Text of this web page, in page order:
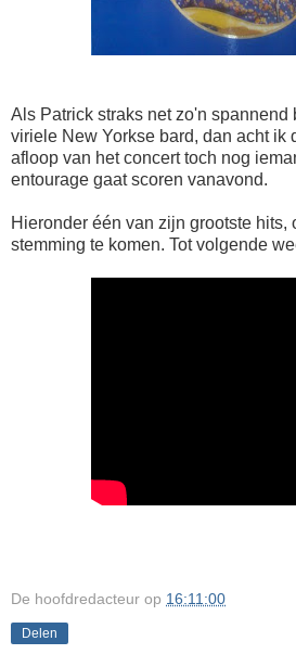
Als Patrick straks net zo'n spannend
viriele New Yorkse bard, dan acht ik
afloop van het concert toch nog
entourage gaat scoren vanavond.
Hieronder één van zijn grootste hits,
stemming te komen. Tot volgende
De hoofdredacteur op 16:11:00
Delen